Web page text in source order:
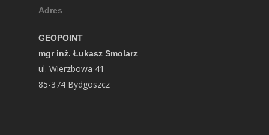
Adres
GEOPOINT
mgr inż. Łukasz Smolarz
ul. Wierzbowa 41
85-374 Bydgoszcz